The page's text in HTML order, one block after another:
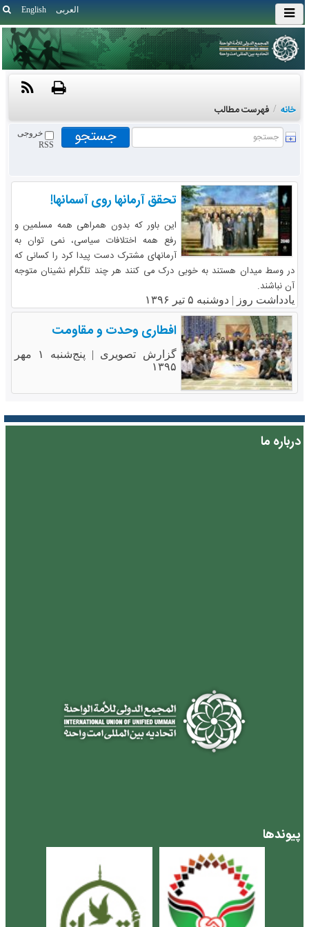
English العربی
خانه / فهرست مطالب
خروجی
RSS
تحقق آرمانها روی آسمانها!
این باور که بدون همراهی همه مسلمین و
رفع همه اختلافات سیاسی، نمی توان به
آرمانهای مشترک دست پیدا کرد را کسانی که
در وسط میدان هستند به خوبی درک می کنند هر چند تلگرام نشینان متوجه
آن نباشند.
یادداشت روز | دوشنبه ۵ تیر ۱۳۹۶
افطاری وحدت و مقاومت
گزارش تصویری |
پنج‌شنبه ۱ مهر
۱۳۹۵
درباره ما
پیوندها